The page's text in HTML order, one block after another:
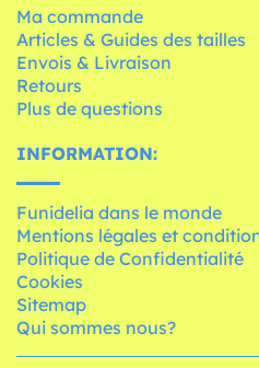
Ma commande
Articles & Guides des tailles
Envois & Livraison
Retours
Plus de questions
INFORMATION:
Funidelia dans le monde
Mentions légales et
Politique de Confidentialité
Cookies
Sitemap
Qui sommes nous?